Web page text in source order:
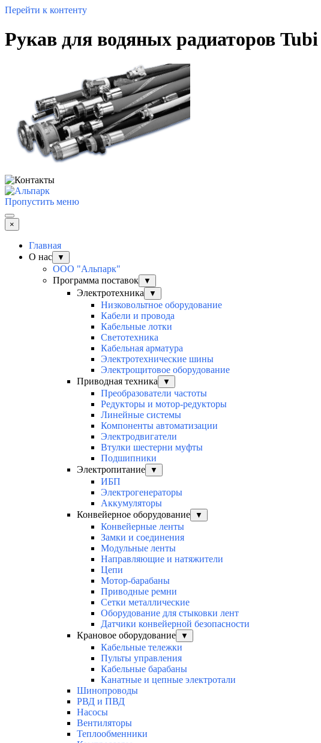
Перейти к контенту
Рукав для водяных радиаторов
Пропустить меню
×
Главная
О нас
▼
ООО "Альпарк"
Программа поставок
▼
Электротехника ▼
Низковольтное оборудование
Кабели и провода
Кабельные лотки
Светотехника
Кабельная арматура
Электротехнические шины
Электрощитовое оборудование
Приводная техника
▼
Преобразователи частоты
Редукторы и мотор-редукторы
Линейные системы
Компоненты автоматизации
Электродвигатели
Втулки шестерни муфты
Подшипники
Электропитание
▼
ИБП
Электрогенераторы
Аккумуляторы
Конвейерное оборудование
▼
Конвейерные ленты
Замки и соединения
Модульные ленты
Направляющие и натяжители
Цепи
Мотор-барабаны
Приводные ремни
Сетки металлические
Оборудование для стыковки лент
Датчики конвейерной безопасности
Крановое оборудование
▼
Кабельные тележки
Пульты управления
Кабельные барабаны
Канатные и цепные электротали
Шинопроводы
РВД и ПВД
Насосы
Вентиляторы
Теплообменники